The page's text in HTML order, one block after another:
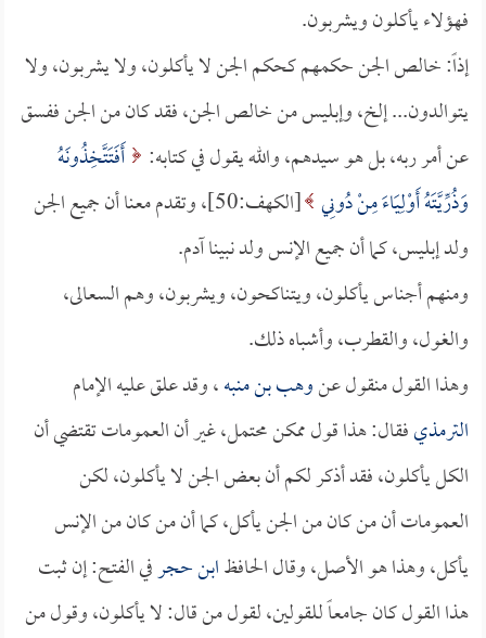
فهؤلاء يأكلون ويشربون.
إذاً: خالص الجن حكمهم كحكم الجن لا يأكلون، ولا يشربون، ولا
يتوالدون... إلخ، وإبليس من خالص الجن، فقد كان من الجن ففسق
عن أمر ربه، بل هو سيدهم، والله يقول في كتابه: أَفَتَتَّخِذُونَهُ
وَذُرِّيَّتَهُ أَوْلِيَاءَ مِنْ دُونِي
[الكهف:50]، وتقدم معنا أن جميع الجن
ولد إبليس، كما أن جميع الإنس ولد نبينا آدم.
ومنهم أجناس يأكلون، ويتناكحون، ويشربون، وهم السعالى،
والغول، والقطرب، وأشباه ذلك.
وهذا القول منقول عنوهب بن منبه، وقد علق عليه الإمام
الترمذيفقال: هذا قول ممكن محتمل، غير أن العمومات تقتضي أن
الكل يأكلون، فقد أذكر لكم أن بعض الجن لا يأكلون، لكن
العمومات أن من كان من الجن يأكل، كما أن من كان من الإنس
يأكل، وهذا هو الأصل، وقال الحافظابن حجرفي الفتح: إن ثبت
هذا القول كان جامعاً للقولين، لقول من قال: لا يأكلون، وقول من